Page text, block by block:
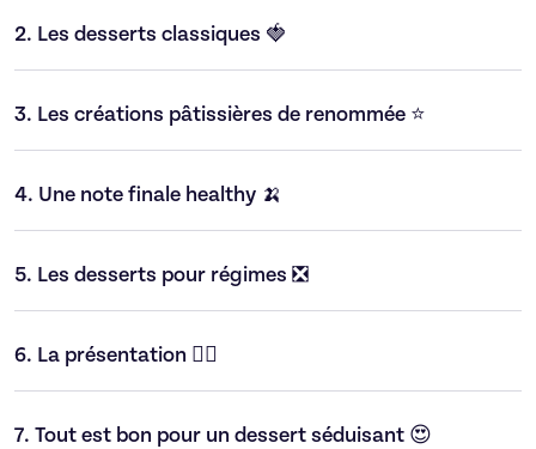
2. Les desserts classiques 🍓
3. Les créations pâtissières de renommée ⭐
4. Une note finale healthy 🍌
5. Les desserts pour régimes ❎
6. La présentation 💁‍♂️
7. Tout est bon pour un dessert séduisant 😍